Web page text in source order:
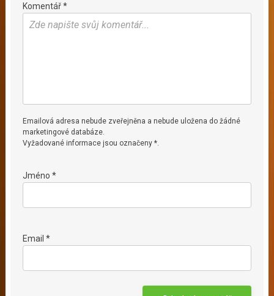
Komentář *
Emailová adresa nebude zveřejněna a nebude uložena do žádné
marketingové databáze.
Vyžadované informace jsou označeny *.
Jméno *
Email *